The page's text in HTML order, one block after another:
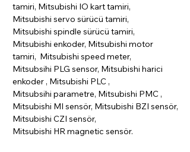
tamiri, Mitsubishi IO kart tamiri,
Mitsubishi servo sürücü tamiri,
Mitsubishi spindle sürücü tamiri,
Mitsubishi enkoder, Mitsubishi motor
tamiri, Mitsubishi speed meter,
Mitsubsihi PLG sensor, Mitsubishi harici
enkoder , Mitsubishi PLC ,
Mitsubsihi parametre, Mitsubishi PMC ,
Mitsubishi MI sensör, Mitsubishi BZI sensör,
Mitsubishi CZI sensör,
Mitsubishi HR magnetic sensör.